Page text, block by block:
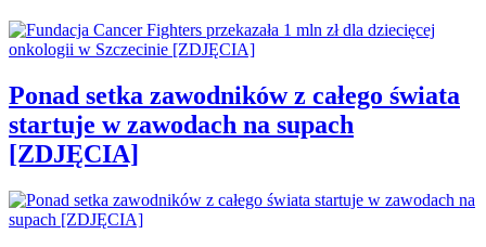
Ponad setka zawodników z całego świata
startuje w zawodach na supach
[ZDJĘCIA]